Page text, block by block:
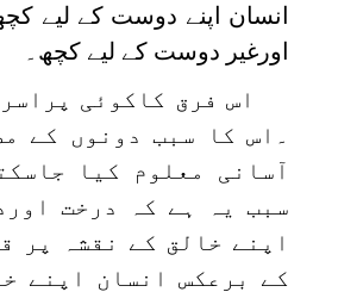
انسان اپنے دوست کے لیے
اورغیر دوست کے لیے کچھ۔
اس فرق کاکوئی
۔اس کا سبب دونوں کے
آسانی معلوم کیا
سبب یہ ہے کہ درخت
اپنے خالق کے نقشہ پر
کے برعکس انسان اپنے